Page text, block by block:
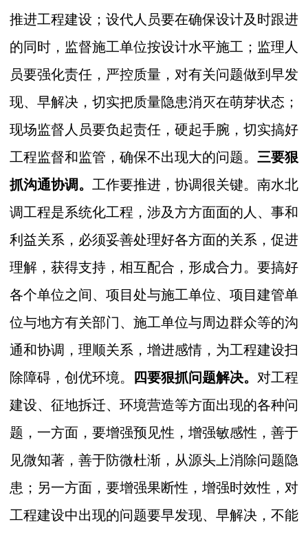
推进工程建设；设代人员要在确保设计及时跟进
的同时，监督施工单位按设计水平施工；监理人
员要强化责任，严控质量，对有关问题做到早发
现、早解决，切实把质量隐患消灭在萌芽状态；
现场监督人员要负起责任，硬起手腕，切实搞好
工程监督和监管，确保不出现大的问题。 三要狠
抓沟通协调。 工作要推进，协调很关键。南水北
调工程是系统化工程，涉及方方面面的人、事和
利益关系，必须妥善处理好各方面的关系，促进
理解，获得支持，相互配合，形成合力。要搞好
各个单位之间、项目处与施工单位、项目建管单
位与地方有关部门、施工单位与周边群众等的沟
通和协调，理顺关系，增进感情，为工程建设扫
除障碍，创优环境。
四要狠抓问题解决。 对工程
建设、征地拆迁、环境营造等方面出现的各种问
题，一方面，要增强预见性，增强敏感性，善于
见微知著，善于防微杜渐，从源头上消除问题隐
患；另一方面，要增强果断性，增强时效性，对
工程建设中出现的问题要早发现、早解决，不能